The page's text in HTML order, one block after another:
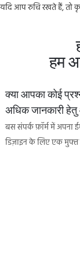
यदि आप रुचि रखते हैं, तो
हम
क्या आपका कोई
अधिक जानकारी
बस संपर्क फ़ॉर्म में अपना
डिज़ाइन के लिए एक